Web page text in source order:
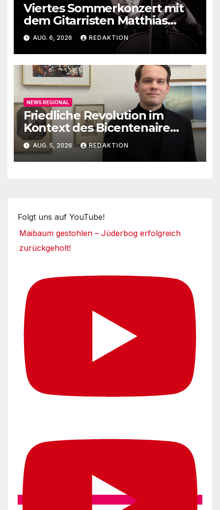
Viertes Sommerkonzert mit
dem Gitarristen Matthias
Ehrig
AUG. 6, 2026 REDAKTION
NEWS REGIONAL
Friedliche Revolution im
Kontext des Bicentenaire
1789-1989
AUG. 5, 2026 REDAKTION
Folgt uns auf YouTube!
Maibaum gestohlen – Jüderbog erfolgreich
zurückgeholt!